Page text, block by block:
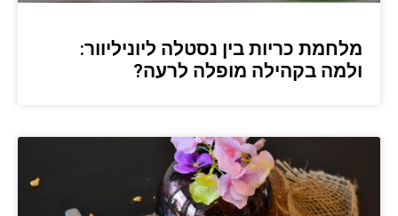
מלחמת כריות בין נסטלה ליוניליוור:
ולמה בקהילה מופלה לרעה?